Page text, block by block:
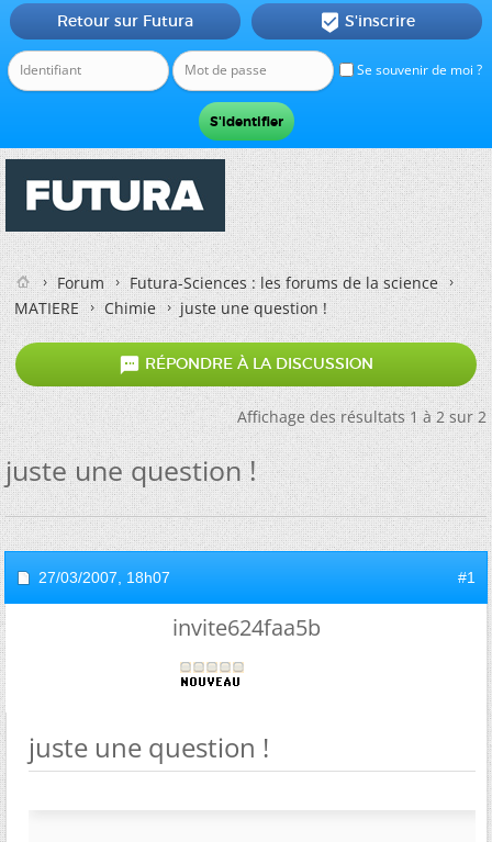
Se souvenir de moi ?
Retour sur Futura  S'inscrire
Forum
Futura-Sciences : les forums de la science
MATIERE
Chimie juste une question !
 RÉPONDRE À LA DISCUSSION
Affichage des résultats 1 à 2 sur 2
juste une question !
27/03/2007, 18h07 #1
invite624faa5b
juste une question !